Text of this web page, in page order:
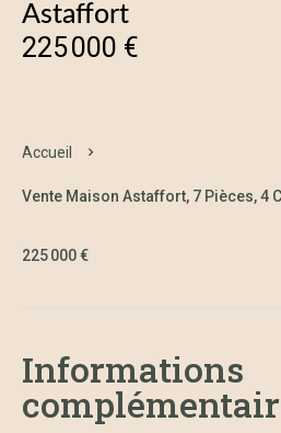
Astaffort
225 000 €
Accueil
Vente Maison Astaffort, 7 Pièces, 4
225 000 €
Informations